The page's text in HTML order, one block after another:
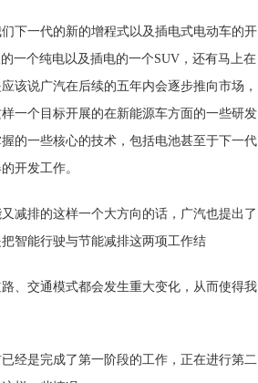
一代的新的增程式以及插电式电动车的开
一个纯电以及插电的一个SUV，还有马上在
该说广汽在后续的五年内会逐步推向市场，
一个目标开展的在新能源车方面的一些研发
的一些核心的技术，包括电池甚至于下一代
开发工作。
排的这样一个大方向的话，广汽也提出了
智能行驶与节能减排这两项工作结
交通模式都会发生重大变化，从而使得我
是完成了第一阶段的工作，正在进行第二